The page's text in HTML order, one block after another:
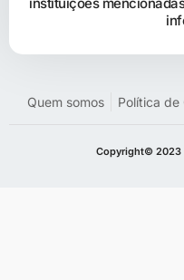
Quem somos Política de
Copyright© 2023